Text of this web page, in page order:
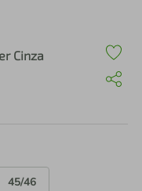
Cinza
45/46